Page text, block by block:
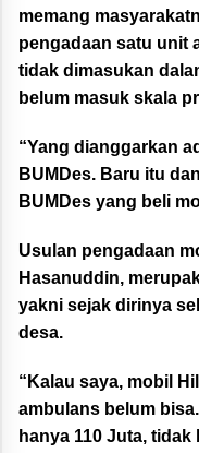
memang
pengadaan satu unit
tidak dimasukan
belum masuk skala
“Yang dianggarkan
BUMDes. Baru itu
BUMDes yang beli
Usulan pengadaan
Hasanuddin,
yakni sejak dirinya
desa.
“Kalau saya, mobil
ambulans belum
hanya 110 Juta,